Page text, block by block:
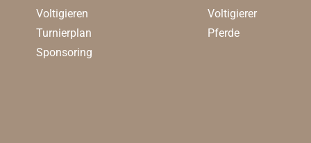
Voltigieren
Turnierplan
Sponsoring
Voltigierer
Pferde